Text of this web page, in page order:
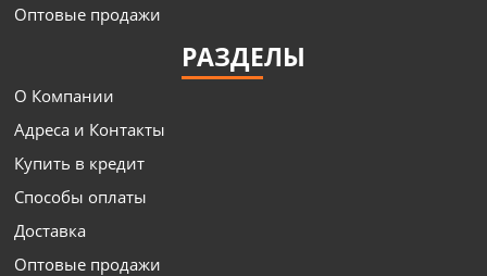
Оптовые продажи
РАЗДЕЛЫ
О Компании
Адреса и Контакты
Купить в кредит
Способы оплаты
Доставка
Оптовые продажи